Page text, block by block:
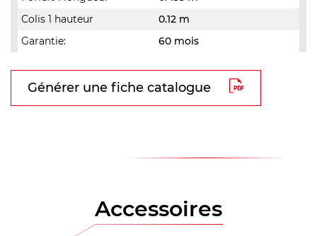
Colis 1 hauteur
0.12 m
Garantie:
60 mois
Générer une fiche catalogue
Accessoires